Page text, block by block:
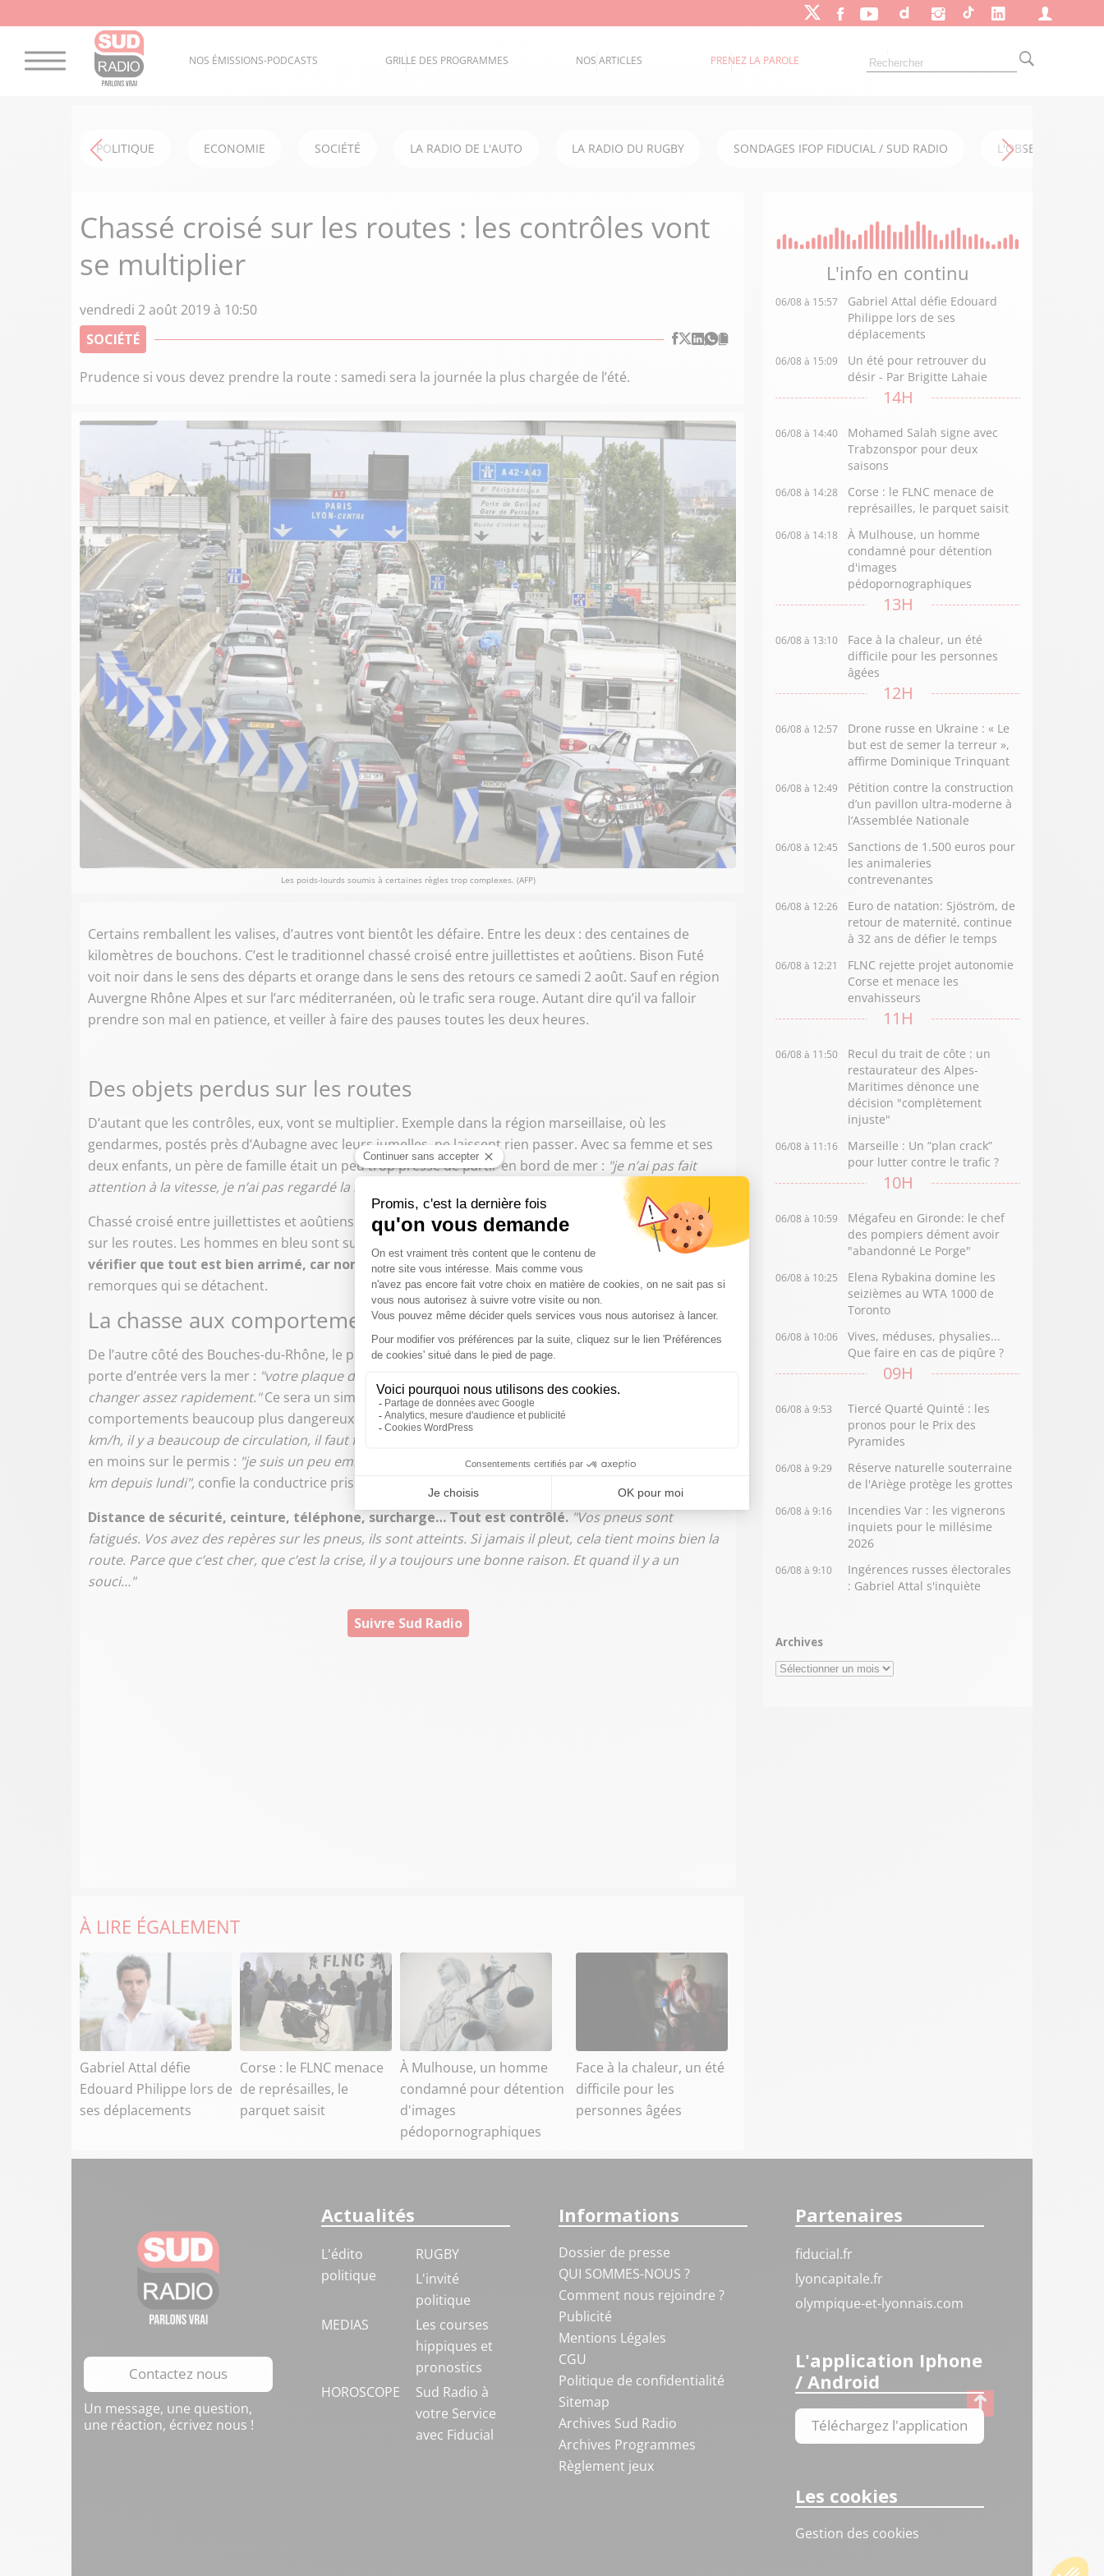
NOS ÉMISSIONS-PODCASTS GRILLE DES PROGRAMMES NOS ARTICLES PRENEZ LA PAROLE
POLITIQUE ECONOMIE SOCIÉTÉ LA RADIO DE L'AUTO LA RADIO DU RUGBY SONDAGES IFOP FIDUCIAL / SUD RADIO L'OBSERVATOIRE
Chassé croisé sur les routes : les contrôles vont
se multiplier
vendredi 2 août 2019 à 10:50
SOCIÉTÉ
Prudence si vous devez prendre la route : samedi sera la journée la plus chargée de l’été.
Les poids-lourds soumis à certaines règles trop complexes. (AFP)
Certains remballent les valises, d’autres vont bientôt les défaire. Entre les deux : des centaines de
kilomètres de bouchons. C’est le traditionnel chassé croisé entre juillettistes et aoûtiens. Bison Futé
voit noir dans le sens des départs et orange dans le sens des retours ce samedi 2 août. Sauf en région
Auvergne Rhône Alpes et sur l’arc méditerranéen, où le trafic sera rouge. Autant dire qu’il va falloir
prendre son mal en patience, et veiller à faire des pauses toutes les deux heures.
Des objets perdus sur les routes
D’autant que les contrôles, eux, vont se multiplier. Exemple dans la région marseillaise, où les
gendarmes, postés près d’Aubagne avec leurs jumelles, ne laissent rien passer. Avec sa femme et ses
deux enfants, un père de famille était un peu trop pressé de partir en bord de mer : "je n’ai pas fait
attention à la vitesse, je n’ai pas regardé la limitation, normal que l’on soit sanctionné, pas de souci."
Chassé croisé entre juillettistes et aoûtiens oblige, c'est l'un des week-ends les plus chargés de l’année
sur les routes. Les hommes en bleu sont sur le qui-vive. Vélos, valises, planches à voile…
Il faut aussi
vérifier que tout est bien arrimé, car nombreux sont les objets à tomber sur la route.
remorques qui se détachent.
La chasse aux comportements dangereux
De l’autre côté des Bouches-du-Rhône, le péage de Lançon-de-Provence est un lieu stratégique, la
porte d’entrée vers la mer : "votre plaque d’immatriculation est détériorée, il faudrait penser à la
changer assez rapidement."Ce sera un simple avertissement, car avec le trafic, il y a des
comportements beaucoup plus dangereux à sanctionner."Vous avez été contrôlée à la vitesse de 153
km/h, il y a beaucoup de circulation, il faut faire encore plus attention."
en moins sur le permis : "je suis un peu embêtée, mon véhicule, c’est mon travail. J’ai fait plus de 1.300
km depuis lundi", confie la conductrice prise en faute.
Distance de sécurité, ceinture, téléphone, surcharge… Tout est contrôlé. "Vos pneus sont
fatigués. Vos avez des repères sur les pneus, ils sont atteints. Si jamais il pleut, cela tient moins bien la
route. Parce que c’est cher, que c’est la crise, il y a toujours une bonne raison. Et quand il y a un
souci…"
Suivre Sud Radio
À LIRE ÉGALEMENT
Gabriel Attal défie
Edouard Philippe lors de
ses déplacements
Corse : le FLNC menace
de représailles, le
parquet saisit
À Mulhouse, un homme
condamné pour détention
d'images
pédopornographiques
Face à la chaleur, un été
difficile pour les
personnes âgées
L'info en continu
06/08 à 15:57
Gabriel Attal défie Edouard
Philippe lors de ses
déplacements
06/08 à 15:09
Un été pour retrouver du
désir - Par Brigitte Lahaie
14H
06/08 à 14:40
Mohamed Salah signe avec
Trabzonspor pour deux
saisons
06/08 à 14:28
Corse : le FLNC menace de
représailles, le parquet saisit
06/08 à 14:18
À Mulhouse, un homme
condamné pour détention
d'images
pédopornographiques
13H
06/08 à 13:10
Face à la chaleur, un été
difficile pour les personnes
âgées
12H
06/08 à 12:57
Drone russe en Ukraine : « Le
but est de semer la terreur »,
affirme Dominique Trinquant
06/08 à 12:49
Pétition contre la construction
d’un pavillon ultra-moderne à
l’Assemblée Nationale
06/08 à 12:45
Sanctions de 1.500 euros pour
les animaleries
contrevenantes
06/08 à 12:26
Euro de natation: Sjöström, de
retour de maternité, continue
à 32 ans de défier le temps
06/08 à 12:21
FLNC rejette projet autonomie
Corse et menace les
envahisseurs
11H
06/08 à 11:50
Recul du trait de côte : un
restaurateur des Alpes-
Maritimes dénonce une
décision "complètement
injuste"
06/08 à 11:16
Marseille : Un “plan crack”
pour lutter contre le trafic ?
10H
06/08 à 10:59
Mégafeu en Gironde: le chef
des pompiers dément avoir
"abandonné Le Porge"
06/08 à 10:25
Elena Rybakina domine les
seizièmes au WTA 1000 de
Toronto
06/08 à 10:06
Vives, méduses, physalies...
Que faire en cas de piqûre ?
09H
06/08 à 9:53
Tiercé Quarté Quinté : les
pronos pour le Prix des
Pyramides
06/08 à 9:29
Réserve naturelle souterraine
de l'Ariège protège les grottes
06/08 à 9:16
Incendies Var : les vignerons
inquiets pour le millésime
2026
06/08 à 9:10
Ingérences russes électorales
: Gabriel Attal s'inquiète
Archives
Archives
Contactez nous
Un message, une question,
une réaction, écrivez nous !
Actualités
L'édito
politique
RUGBY
L'invité
politique
MEDIAS
Les courses
hippiques et
pronostics
HOROSCOPE
Sud Radio à
votre Service
avec Fiducial
Informations
Dossier de presse
QUI SOMMES-NOUS ?
Comment nous rejoindre ?
Publicité
Mentions Légales
CGU
Politique de confidentialité
Sitemap
Archives Sud Radio
Archives Programmes
Règlement jeux
Partenaires
fiducial.fr
lyoncapitale.fr
olympique-et-lyonnais.com
L'application Iphone
/ Android
Téléchargez l'application
Les cookies
Gestion des cookies